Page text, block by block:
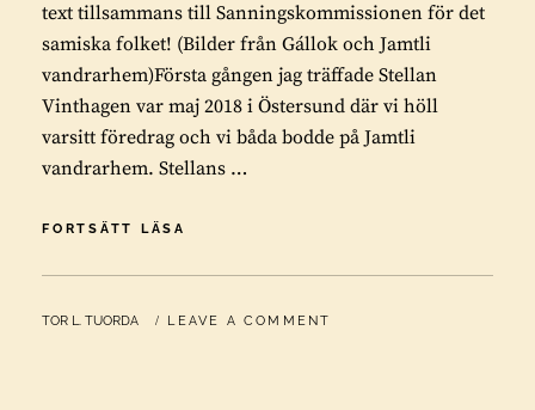
text tillsammans till Sanningskommissionen för det
samiska folket! (Bilder från Gállok och Jamtli
vandrarhem)Första gången jag träffade Stellan
Vinthagen var maj 2018 i Östersund där vi höll
varsitt föredrag och vi båda bodde på Jamtli
vandrarhem. Stellans …
FORTSÄTT LÄSA
SKRIVIT
SANNINGSKOMMISSIONEN!
BY
TOR L. TUORDA LEAVE A COMMENT